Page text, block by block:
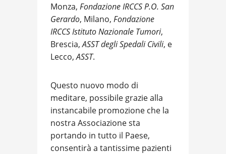
Monza, Fondazione IRCCS P.O. San
Gerardo, Milano, Fondazione
IRCCS Istituto Nazionale Tumori,
Brescia,ASST degli Spedali Civili, e
Lecco,ASST.
Questo nuovo modo di
meditare, possibile grazie alla
instancabile promozione che la
nostra Associazione sta
portando in tutto il Paese,
consentirà a tantissime pazienti